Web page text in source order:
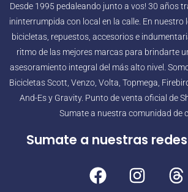
Desde 1995 pedaleando junto a vos! 30 años
ininterrumpida con local en la calle. En nuestro
bicicletas, repuestos, accesorios e
ritmo de las mejores marcas para brindarte
asesoramiento integral del más alto nivel.
Bicicletas Scott, Venzo, Volta, Topmega,
And-Es y Gravity. Punto de venta oficial de
Sumate a nuestra comunidad de
Sumate a nuestras